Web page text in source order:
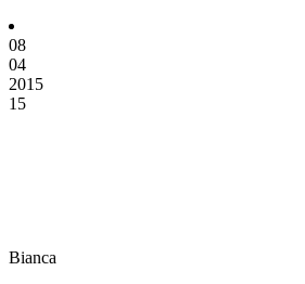
08
04
2015
15
Bianca